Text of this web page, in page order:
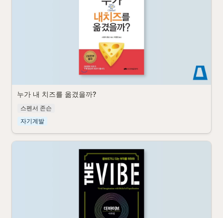
누가 내 치즈를 옮겼을까?
스펜서 존슨
자기계발